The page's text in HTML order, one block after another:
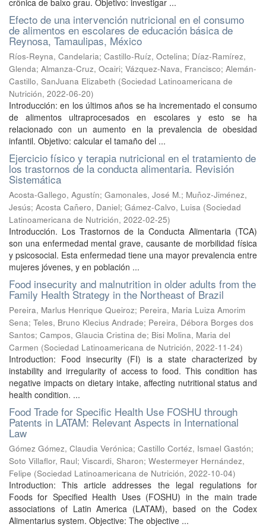
crônica de baixo grau. Objetivo: investigar ...
Efecto de una intervención nutricional en el consumo
de alimentos en escolares de educación básica de
Reynosa, Tamaulipas, México
Ríos-Reyna, Candelaria; Castillo-Ruíz, Octelina; Díaz-Ramírez,
Glenda; Almanza-Cruz, Ocairi; Vázquez-Nava, Francisco; Alemán-
Castillo, SanJuana Elizabeth (Sociedad Latinoamericana de
Nutrición, 2022-06-20)
Introducción: en los últimos años se ha incrementado el consumo
de alimentos ultraprocesados en escolares y esto se ha
relacionado con un aumento en la prevalencia de obesidad
infantil. Objetivo: calcular el tamaño del ...
Ejercicio físico y terapia nutricional en el tratamiento de
los trastornos de la conducta alimentaria. Revisión
Sistemática
Acosta-Gallego, Agustín; Gamonales, José M.; Muñoz-Jiménez,
Jesús; Acosta Cañero, Daniel; Gámez-Calvo, Luisa (Sociedad
Latinoamericana de Nutrición, 2022-02-25)
Introducción. Los Trastornos de la Conducta Alimentaria (TCA)
son una enfermedad mental grave, causante de morbilidad física
y psicosocial. Esta enfermedad tiene una mayor prevalencia entre
mujeres jóvenes, y en población ...
Food insecurity and malnutrition in older adults from the
Family Health Strategy in the Northeast of Brazil
Pereira, Marlus Henrique Queiroz; Pereira, Maria Luiza Amorim
Sena; Teles, Bruno Klecius Andrade; Pereira, Débora Borges dos
Santos; Campos, Glaucia Cristina de; Bisi Molina, Maria del
Carmen (Sociedad Latinoamericana de Nutrición, 2022-11-24)
Introduction: Food insecurity (FI) is a state characterized by
instability and irregularity of access to food. This condition has
negative impacts on dietary intake, affecting nutritional status and
health condition. ...
Food Trade for Specific Health Use FOSHU through
Patents in LATAM: Relevant Aspects in International
Law
Gómez Gómez, Claudia Verónica; Castillo Cortéz, Ismael Gastón;
Soto Villaflor, Raul; Viscardi, Sharon; Westermeyer Hernández,
Felipe (Sociedad Latinoamericana de Nutrición, 2022-10-04)
Introduction: This article addresses the legal regulations for
Foods for Specified Health Uses (FOSHU) in the main trade
associations of Latin America (LATAM), based on the Codex
Alimentarius system. Objective: The objective ...